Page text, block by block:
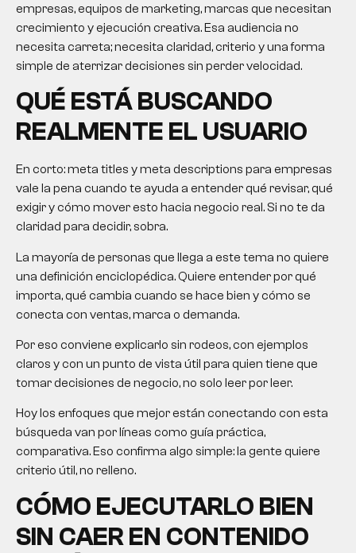
empresas, equipos de marketing, marcas que necesitan
crecimiento y ejecución creativa. Esa audiencia no
necesita carreta; necesita claridad, criterio y una forma
simple de aterrizar decisiones sin perder velocidad.
QUÉ ESTÁ BUSCANDO
REALMENTE EL USUARIO
En corto: meta titles y meta descriptions para empresas
vale la pena cuando te ayuda a entender qué revisar, qué
exigir y cómo mover esto hacia negocio real. Si no te da
claridad para decidir, sobra.
La mayoría de personas que llega a este tema no quiere
una definición enciclopédica. Quiere entender por qué
importa, qué cambia cuando se hace bien y cómo se
conecta con ventas, marca o demanda.
Por eso conviene explicarlo sin rodeos, con ejemplos
claros y con un punto de vista útil para quien tiene que
tomar decisiones de negocio, no solo leer por leer.
Hoy los enfoques que mejor están conectando con esta
búsqueda van por líneas como guía práctica,
comparativa. Eso confirma algo simple: la gente quiere
criterio útil, no relleno.
CÓMO EJECUTARLO BIEN
SIN CAER EN CONTENIDO